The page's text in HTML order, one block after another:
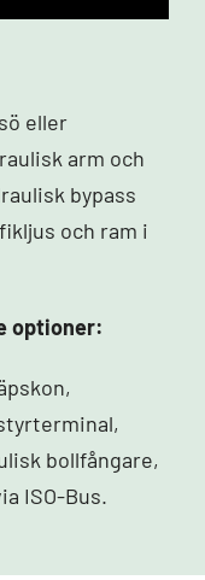
eller
arm och
bypass
och ram i
optioner:
bollfångare,
ISO-Bus.